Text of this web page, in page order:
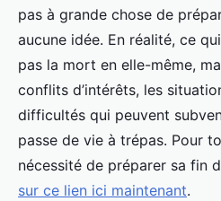
pas à grande chose de
aucune idée. En réalité, ce
pas la mort en elle-même,
conflits d’intérêts, les
difficultés qui peuvent
passe de vie à trépas. Pour
nécessité de préparer sa fin
sur ce lien ici maintenant.